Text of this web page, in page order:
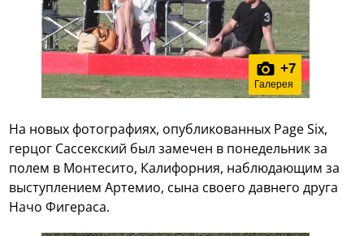
+7
Галерея
На новых фотографиях, опубликованных Page Six,
герцог Сассекский был замечен в понедельник за
полем в Монтесито, Калифорния, наблюдающим за
выступлением Артемио, сына своего давнего друга
Начо Фигераса.